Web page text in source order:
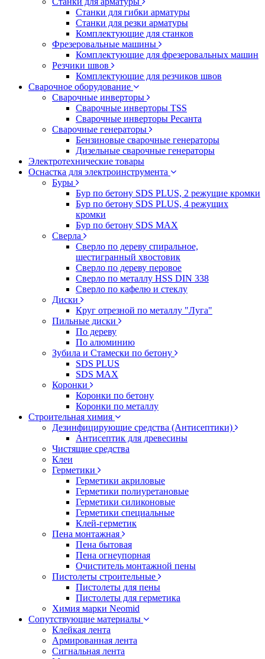
Станки для гибки арматуры
Станки для резки арматуры
Комплектующие для станков
Фрезеровальные машины
Комплектующие для фрезеровальных машин
Резчики швов
Комплектующие для резчиков швов
Сварочное оборудование
Сварочные инверторы
Сварочные инверторы TSS
Сварочные инверторы Ресанта
Сварочные генераторы
Бензиновые сварочные генераторы
Дизельные сварочные генераторы
Электротехнические товары
Оснастка для электроинструмента
Буры
Бур по бетону SDS PLUS, 2 режущие кромки
Бур по бетону SDS PLUS, 4 режущих
кромки
Бур по бетону SDS MAX
Сверла
Сверло по дереву спиральное,
шестигранный хвостовик
Сверло по дереву перовое
Сверло по металлу HSS DIN 338
Сверло по кафелю и стеклу
Диски
Круг отрезной по металлу "Луга"
Пильные диски
По дереву
По алюминию
Зубила и Стамески по бетону
SDS PLUS
SDS MAX
Коронки
Коронки по бетону
Коронки по металлу
Строительная химия
Дезинфицирующие средства (Антисептики)
Антисептик для древесины
Чистящие средства
Клеи
Герметики
Герметики акриловые
Герметики полиуретановые
Герметики силиконовые
Герметики специальные
Клей-герметик
Пена монтажная
Пена бытовая
Пена огнеупорная
Очиститель монтажной пены
Пистолеты строительные
Пистолеты для пены
Пистолеты для герметика
Химия марки Neomid
Сопутствующие материалы
Клейкая лента
Армированная лента
Сигнальная лента